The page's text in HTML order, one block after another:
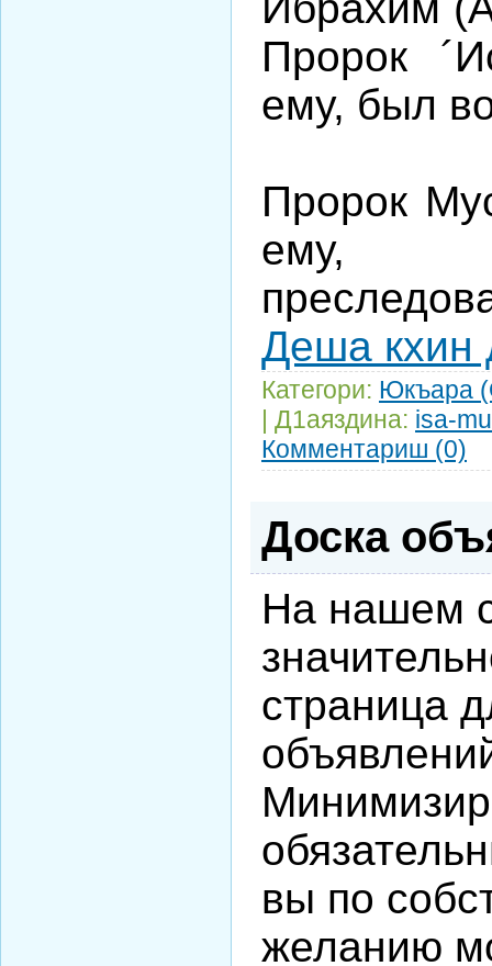
Пророк
ему, был
Пророк
ему,
Деша кхин
Категори: Юкъара
| Д1аяздина: isa-
Комментариш (0)
Доска
На нашем
страница
вы по
желанию